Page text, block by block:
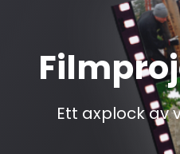
Ett axplock av